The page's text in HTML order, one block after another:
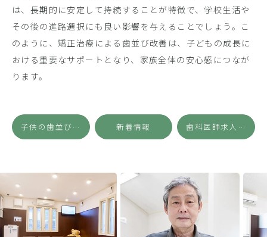
は、長期的に安定して持続することが特徴で、学校生活や
その後の進路選択にも良い影響を与えることでしょう。こ
のように、矯正治療による歯並び改善は、子どもの成長に
おける重要なサポートとなり、家族全体の安心感につなが
ります。
子供の歯並びをチェックするタイミングとその必要性について 新着情報 歯科医師求人:矯正分野での働き方と職場選びのポイント
Previous Next